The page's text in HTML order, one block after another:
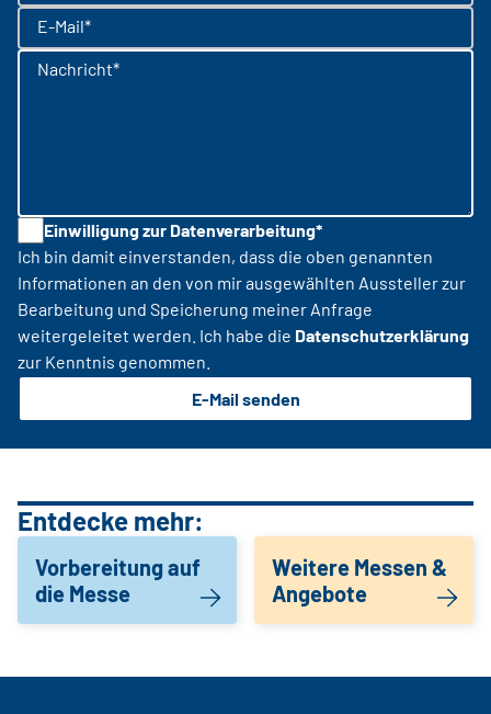
E-Mail*
Nachricht*
Einwilligung zur Datenverarbeitung*
Ich bin damit einverstanden, dass die oben genannten
Informationen an den von mir ausgewählten Aussteller zur
Bearbeitung und Speicherung meiner Anfrage
weitergeleitet werden. Ich habe die Datenschutzerklärung
zur Kenntnis genommen.
E-Mail senden
Entdecke mehr:
Vorbereitung auf
die Messe
Weitere Messen &
Angebote